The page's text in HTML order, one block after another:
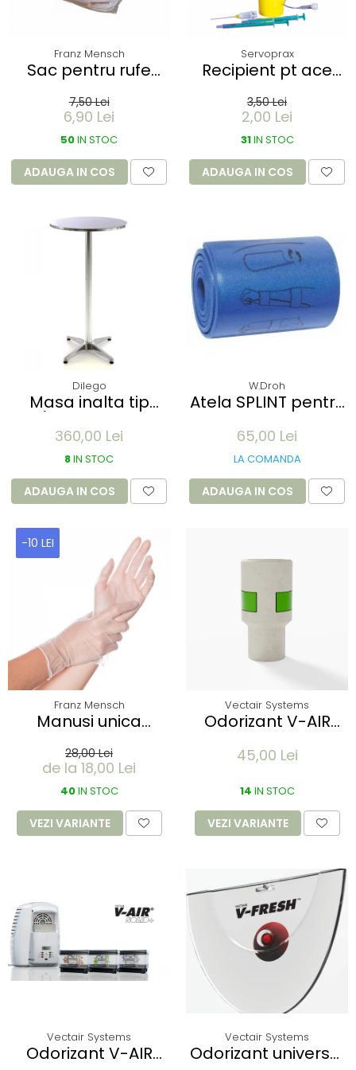
Franz Mensch
Sac pentru rufe
in apa - 60 litri -
66x84 cm / 17 my
7,50 Lei
6,90 Lei
50IN STOC
ADAUGA IN COS
Servoprax
Recipient pt ace
de buzunar 150 ml
3,50 Lei
2,00 Lei
31IN STOC
ADAUGA IN COS
Dilego
Masa inalta tip
60x115cm - aluminiu
optic crom
360,00 Lei
8IN STOC
ADAUGA IN COS
W.Droh
Atela SPLINT pentru
- refolosibila,
impermeabila,
radio-transparenta
- rola 100x11 cm
65,00 Lei
LA COMANDA
ADAUGA IN COS
-10 LEI
Franz Mensch
Manusi unica
LIGHT - Vinyl clear -
calitate light fara
pudra - marime XL
- 100 buc
28,00 Lei
de la 18,00 Lei
40IN STOC
VEZI VARIANTE
Vectair Systems
Odorizant V-AIR
WISTERIA
45,00 Lei
14 IN STOC
VEZI VARIANTE
Vectair Systems
Odorizant V-AIR
Vectair Systems
Odorizant universal